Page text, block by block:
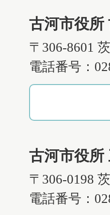
古河市役所
〒306-8601
電話番号：
古河市役所
〒306-0198
電話番号：